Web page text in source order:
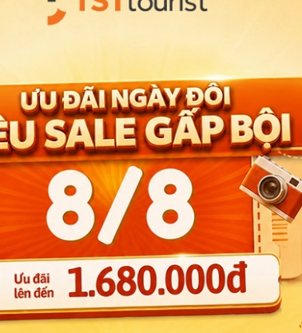
Trong chương trình tour, lựa chọn
Tháp truyền hình Đông Phương Minh